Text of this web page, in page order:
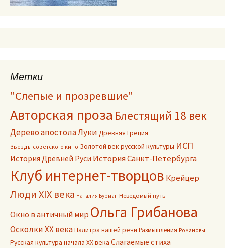
Метки
"Слепые и прозревшие"
Авторская проза Блестящий 18 век
Дерево апостола Луки Древняя Греция
Звезды советского кино Золотой век русской культуры ИСП
История Древней Руси История Санкт-Петербурга
Клуб интернет-творцов Крейцер
Люди XIX века Наталия Бурман Неведомый путь
Окно в античный мир Ольга Грибанова
Осколки ХХ векаПалитра нашей речи Размышления Романовы
Русская культура начала ХХ века Слагаемые стиха